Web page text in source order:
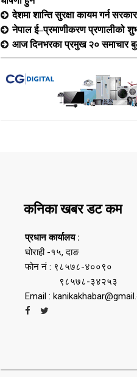
देशमा शान्ति सुरक्षा कायम गर्न
नेपाल ई–प्रमाणीकरण प्रणालीको
आज दिनभरका प्रमुख २० समाचार
कनिका खबर डट कम
प्रधान कार्यालय :
घोराही -१५, दाङ
फोन नं : ९८५७८-४००९०
९८५७८-३४२५३
Email :